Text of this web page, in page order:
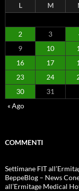
L M
2
3
9
10
16
17
23
24
30
31
« Ago
COMMENTI
Settimane FIT
BeppeBlog – News
all’Ermitage Medical